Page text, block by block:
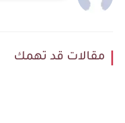
مقالات قد تهمك